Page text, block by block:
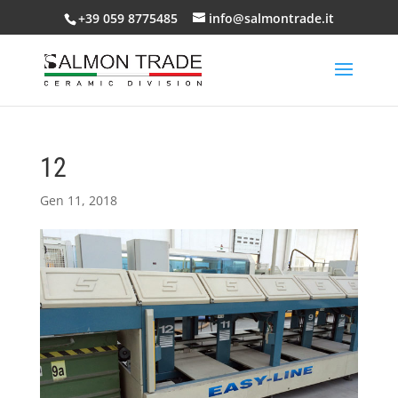
+39 059 8775485 info@salmontrade.it
12
Gen 11, 2018